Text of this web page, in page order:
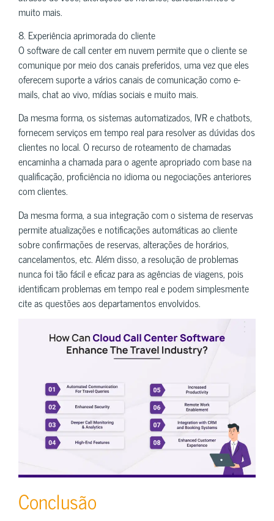
muito mais.
8. Experiência aprimorada do cliente
O software de call center em nuvem permite que o cliente se
comunique por meio dos canais preferidos, uma vez que eles
oferecem suporte a vários canais de comunicação como e-
mails, chat ao vivo, mídias sociais e muito mais.
Da mesma forma, os sistemas automatizados, IVR e chatbots,
fornecem serviços em tempo real para resolver as dúvidas dos
clientes no local. O recurso de roteamento de chamadas
encaminha a chamada para o agente apropriado com base na
qualificação, proficiência no idioma ou negociações anteriores
com clientes.
Da mesma forma, a sua integração com o sistema de reservas
permite atualizações e notificações automáticas ao cliente
sobre confirmações de reservas, alterações de horários,
cancelamentos, etc. Além disso, a resolução de problemas
nunca foi tão fácil e eficaz para as agências de viagens, pois
identificam problemas em tempo real e podem simplesmente
cite as questões aos departamentos envolvidos.
Conclusão